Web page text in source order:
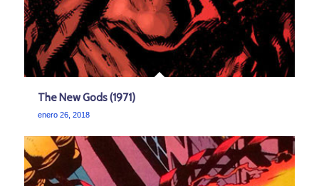
The New Gods (1971)
enero 26, 2018